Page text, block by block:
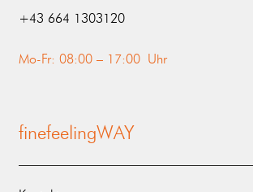
‭+43 664 1303120‬
Mo-Fr: 08:00 – 17:00 Uhr
finefeelingWAY